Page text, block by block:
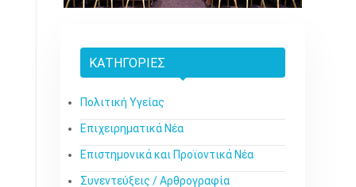
ΚΑΤΗΓΟΡΊΕΣ
Πολιτική Υγείας
Επιχειρηματικά Νέα
Επιστημονικά και Προϊοντικά Νέα
Συνεντεύξεις / Αρθρογραφία